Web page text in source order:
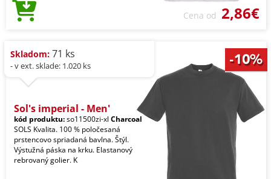
Cena od 2,86€
Skladom: 71 ks
- v ext. sklade: 1.020 ks
Sol's imperial - Men'
kód produktu:so11500zi-xl Charcoal
SOLS Kvalita. 100 % poločesaná
prstencovo spriadaná bavlna. Štýl.
Výstužná páska na krku. Elastanový
rebrovaný golier. K